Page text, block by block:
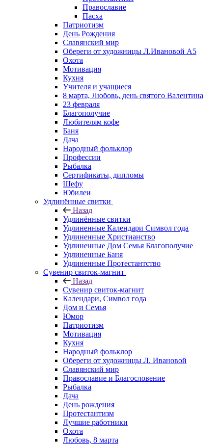
Православие
Пасха
Патриотизм
День Рождения
Славянский мир
Обереги от художницы Л.Ивановой А5
Охота
Мотивация
Кухня
Учителя и учащиеся
8 марта, Любовь, день святого Валентина
23 февраля
Благополучие
Любителям кофе
Баня
Дача
Народный фольклор
Профессии
Рыбалка
Сертификаты, дипломы
Шефу
Юбилеи
Удлинённые свитки
Назад
Удлинённые свитки
Удлиненные Календари Символ года
Удлиненные Христианство
Удлиненные Дом Семья Благополучие
Удлиненные Баня
Удлиненные Протестантство
Сувенир свиток-магнит
Назад
Сувенир свиток-магнит
Календари, Символ года
Дом и Семья
Юмор
Патриотизм
Мотивация
Кухня
Народный фольклор
Обереги от художницы Л. Ивановой
Славянский мир
Православие и Благословение
Рыбалка
Дача
День рождения
Протестантизм
Лучшие работники
Охота
Любовь, 8 марта